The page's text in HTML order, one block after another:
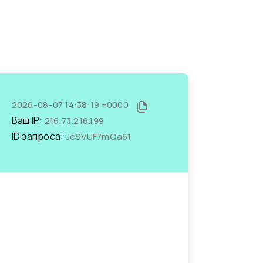
2026-08-07 14:38:19 +0000
Ваш IP: 216.73.216.199
ID запроса: JcSVUF7mQa61